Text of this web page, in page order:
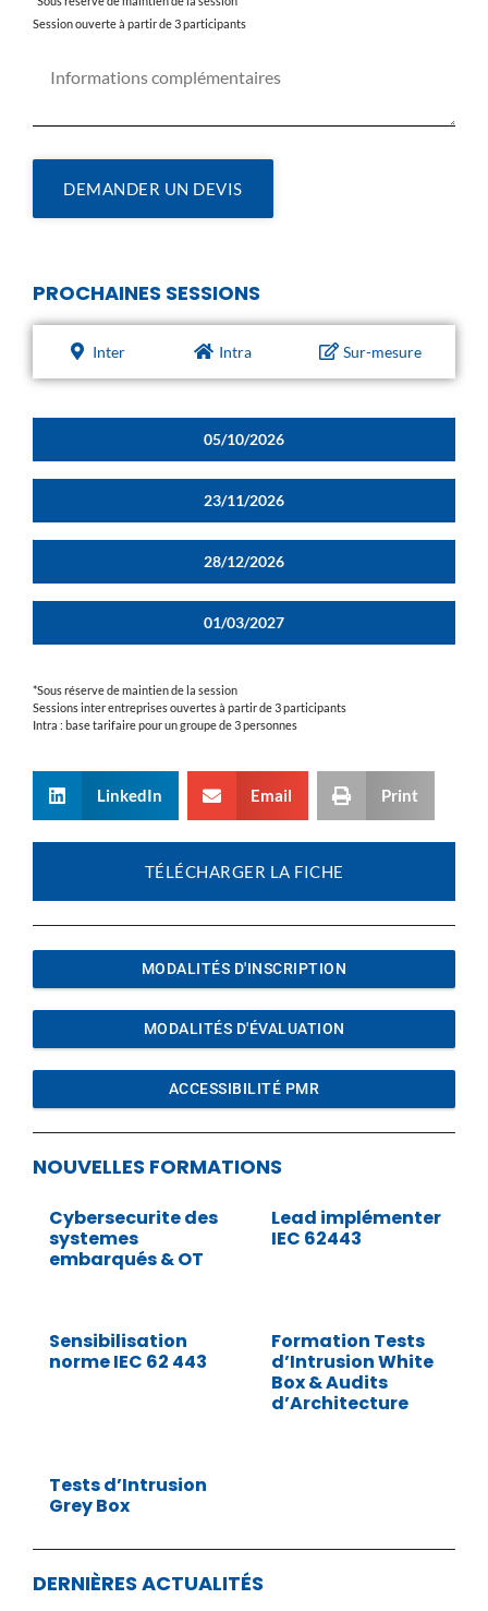
Session ouverte à partir de 3 participants
DEMANDER UN DEVIS
PROCHAINES SESSIONS
Inter Intra Sur-mesure
05/10/2026
23/11/2026
28/12/2026
01/03/2027
*Sous réserve de maintien de la session
Sessions inter entreprises ouvertes à partir de 3 participants
Intra : base tarifaire pour un groupe de 3 personnes
LinkedIn Email Print
TÉLÉCHARGER LA FICHE
MODALITÉS D'INSCRIPTION
MODALITÉS D'ÉVALUATION
ACCESSIBILITÉ PMR
NOUVELLES FORMATIONS
Cybersecurite des
systemes
embarqués & OT
Lead implémenter
IEC 62443
Sensibilisation
norme IEC 62 443
Formation Tests
d’Intrusion White
Box & Audits
d’Architecture
Tests d’Intrusion
Grey Box
DERNIÈRES ACTUALITÉS